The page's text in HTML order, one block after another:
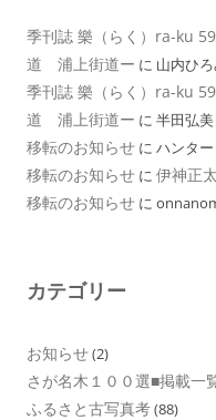
季刊誌 樂（らく）ra-ku
道 浦上街道ー に 山内ひ
季刊誌 樂（らく）ra-ku
道 浦上街道ー に 半田弘美
移転のお知らせ に ハンター
移転のお知らせ に 伊神正
移転のお知らせ に
カテゴリー
お知らせ(2)
さが名木１００選■掲載一
ふるさと古写真考(88)